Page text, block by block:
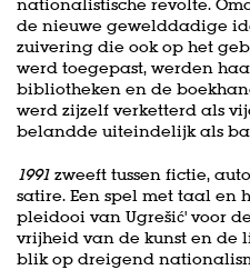
nationalistische revolte.
de nieuwe gewelddadige
zuivering die ook op het
werd toegepast, werden
bibliotheken en de
werd zijzelf verketterd als
belandde uiteindelijk als
1991 zweeft tussen fictie,
satire. Een spel met taal
pleidooi van Ugrešić' voor
vrijheid van de kunst en de
blik op dreigend